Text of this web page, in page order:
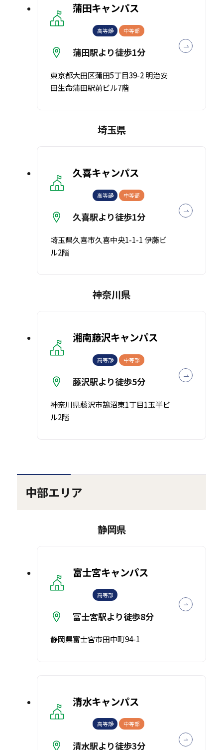
蒲田キャンパス
高等部 中等部
蒲田駅より徒歩1分
東京都大田区蒲田5丁目39-2 明治安
田生命蒲田駅前ビル7階
埼玉県
久喜キャンパス
高等部 中等部
久喜駅より徒歩1分
埼玉県久喜市久喜中央1-1-1 伊藤ビ
ル2階
神奈川県
湘南藤沢キャンパス
高等部 中等部
藤沢駅より徒歩5分
神奈川県藤沢市鵠沼東1丁目1玉半ビ
ル2階
中部エリア
静岡県
富士宮キャンパス
高等部
富士宮駅より徒歩8分
静岡県富士宮市田中町94-1
清水キャンパス
高等部 中等部
清水駅より徒歩3分